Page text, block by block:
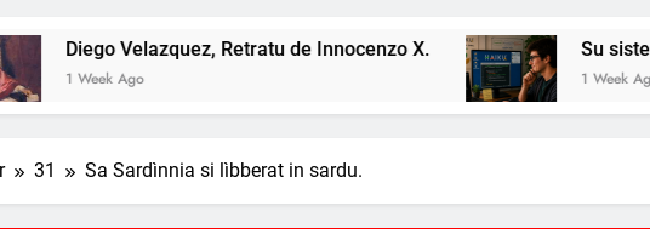
Retratu de Innocenzo X. Su sistema operativu
1 Week Ago
31 Sa Sardìnnia si lìbberat in sardu.